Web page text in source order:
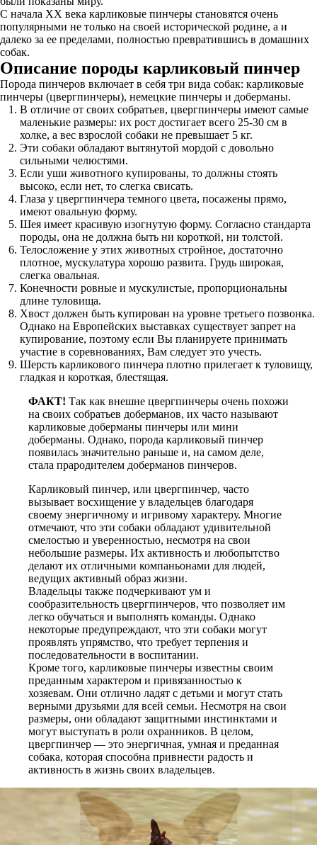
С начала XX века карликовые пинчеры становятся очень
популярными не только на своей исторической родине, а и
далеко за ее пределами, полностью превратившись в домашних
собак.
Описание породы карликовый пинчер
Порода пинчеров включает в себя три вида собак: карликовые
пинчеры (цвергпинчеры), немецкие пинчеры и доберманы.
В отличие от своих собратьев, цвергпинчеры имеют самые
маленькие размеры: их рост достигает всего 25-30 см в
холке, а вес взрослой собаки не превышает 5 кг.
Эти собаки обладают вытянутой мордой с довольно
сильными челюстями.
Если уши животного купированы, то должны стоять
высоко, если нет, то слегка свисать.
Глаза у цвергпинчера темного цвета, посажены прямо,
имеют овальную форму.
Шея имеет красивую изогнутую форму. Согласно стандарта
породы, она не должна быть ни короткой, ни толстой.
Телосложение у этих животных стройное, достаточно
плотное, мускулатура хорошо развита. Грудь широкая,
слегка овальная.
Конечности ровные и мускулистые, пропорциональны
длине туловища.
Хвост должен быть купирован на уровне третьего позвонка.
Однако на Европейских выставках существует запрет на
купирование, поэтому если Вы планируете принимать
участие в соревнованиях, Вам следует это учесть.
Шерсть карликового пинчера плотно прилегает к туловищу,
гладкая и короткая, блестящая.
ФАКТ! Так как внешне цвергпинчеры очень похожи
на своих собратьев доберманов, их часто называют
карликовые доберманы пинчеры или мини
доберманы. Однако, порода карликовый пинчер
появилась значительно раньше и, на самом деле,
стала прародителем доберманов пинчеров.
Карликовый пинчер, или цвергпинчер, часто
вызывает восхищение у владельцев благодаря
своему энергичному и игривому характеру. Многие
отмечают, что эти собаки обладают удивительной
смелостью и уверенностью, несмотря на свои
небольшие размеры. Их активность и любопытство
делают их отличными компаньонами для людей,
ведущих активный образ жизни.
Владельцы также подчеркивают ум и
сообразительность цвергпинчеров, что позволяет им
легко обучаться и выполнять команды. Однако
некоторые предупреждают, что эти собаки могут
проявлять упрямство, что требует терпения и
последовательности в воспитании.
Кроме того, карликовые пинчеры известны своим
преданным характером и привязанностью к
хозяевам. Они отлично ладят с детьми и могут стать
верными друзьями для всей семьи. Несмотря на свои
размеры, они обладают защитными инстинктами и
могут выступать в роли охранников. В целом,
цвергпинчер — это энергичная, умная и преданная
собака, которая способна привнести радость и
активность в жизнь своих владельцев.